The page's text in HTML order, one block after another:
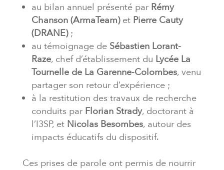
au bilan annuel présenté par Rémy
Chanson (ArmaTeam)et Pierre Cauty
(DRANE);
au témoignage de Sébastien Lorant-
Raze, chef d’établissement du Lycée La
Tournelle de La Garenne-Colombes, venu
partager son retour d’expérience ;
à la restitution des travaux de recherche
conduits par Florian Strady, doctorant à
l’I3SP, et Nicolas Besombes, autour des
impacts éducatifs du dispositif.
Ces prises de parole ont permis de nourrir